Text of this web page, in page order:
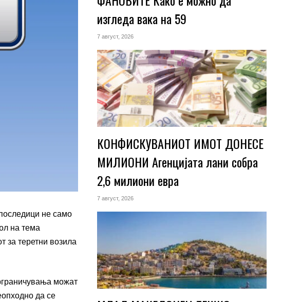
не само
на тема
за теретни возила
можат
да се
изгледа вака на 59
7 август, 2026
КОНФИСКУВАНИОТ ИМОТ ДОНЕСЕ
МИЛИОНИ Агенцијата лани собра
2,6 милиони евра
7 август, 2026